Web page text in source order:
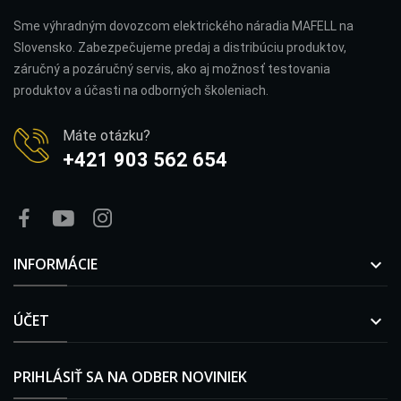
Sme výhradným dovozcom elektrického náradia MAFELL na
Slovensko. Zabezpečujeme predaj a distribúciu produktov,
záručný a pozáručný servis, ako aj možnosť testovania
produktov a účasti na odborných školeniach.
Máte otázku?
+421 903 562 654
INFORMÁCIE 
ÚČET 
PRIHLÁSIŤ SA NA ODBER NOVINIEK